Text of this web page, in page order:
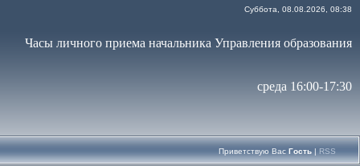
Суббота, 08.08.2026, 08:38
Часы личного приема начальника Управления образования
среда 16:00-17:30
Приветствую Вас Гость | RSS